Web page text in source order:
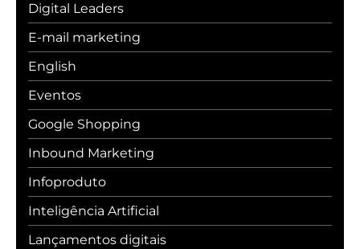
Digital Leaders
E-mail marketing
English
Eventos
Google Shopping
Inbound Marketing
Infoproduto
Inteligência Artificial
Lançamentos digitais